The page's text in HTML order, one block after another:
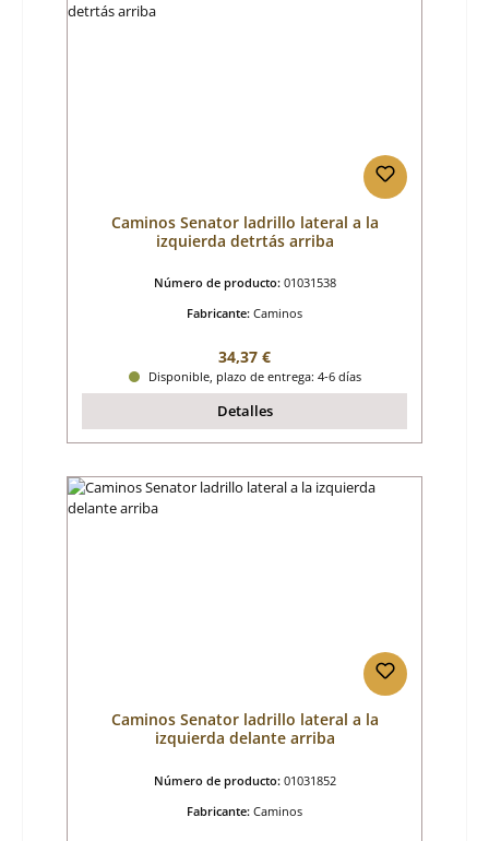
Caminos Senator ladrillo lateral a la
izquierda detrtás arriba
Número de producto: 01031538
Fabricante: Caminos
Precio normal:
34,37 €
Disponible, plazo de entrega: 4-6 días
Detalles
Caminos Senator ladrillo lateral a la
izquierda delante arriba
Número de producto: 01031852
Fabricante: Caminos